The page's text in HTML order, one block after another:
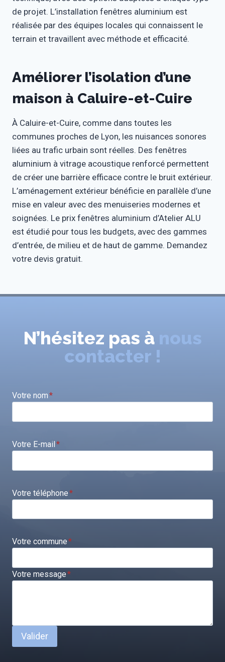
de projet. L’installation fenêtres aluminium est
réalisée par des équipes locales qui connaissent le
terrain et travaillent avec méthode et efficacité.
Améliorer l’isolation d’une
maison à Caluire-et-Cuire
À Caluire-et-Cuire, comme dans toutes les
communes proches de Lyon, les nuisances sonores
liées au trafic urbain sont réelles. Des fenêtres
aluminium à vitrage acoustique renforcé permettent
de créer une barrière efficace contre le bruit extérieur.
L’aménagement extérieur bénéficie en parallèle d’une
mise en valeur avec des menuiseries modernes et
soignées. Le prix fenêtres aluminium d’Atelier ALU
est étudié pour tous les budgets, avec des gammes
d’entrée, de milieu et de haut de gamme. Demandez
votre devis gratuit.
N’hésitez pas à nous
contacter !
Votre nom*
Votre E-mail*
Votre téléphone*
Votre commune*
Votre message*
Valider